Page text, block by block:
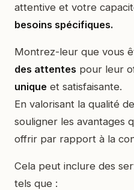
attentive et votre
besoins spécifiques.
Montrez-leur que vous
des attentes pour leur
unique et satisfaisante.
En valorisant la qualité
souligner les avantages
offrir par rapport à la
Cela peut inclure des
tels que :